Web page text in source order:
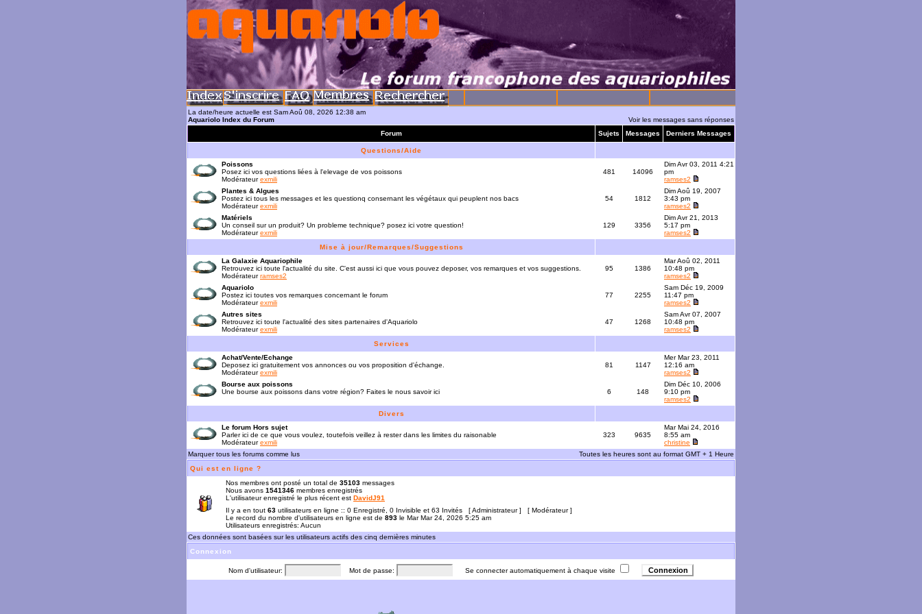
La date/heure actuelle est Sam Aoû 08, 2026 12:38 am
Aquariolo Index du Forum
Voir les messages sans réponses
Forum
Sujets Messages Derniers Messages
Questions/Aide
Poissons
Posez ici vos questions liées à l'elevage de vos poissons
Modérateurexmili
481 14096
Dim Avr 03, 2011 4:21
pm
ramses2
Plantes & Algues
Postez ici tous les messages et les questionq consernant les végétaux qui peuplent nos bacs
Modérateurexmili
54 1812
Dim Aoû 19, 2007
3:43 pm
ramses2
Matériels
Un conseil sur un produit? Un probleme technique? posez ici votre question!
Modérateurexmili
129 3356
Dim Avr 21, 2013
5:17 pm
ramses2
Mise à jour/Remarques/Suggestions
La Galaxie Aquariophile
Retrouvez ici toute l'actualité du site. C'est aussi ici que vous pouvez deposer, vos remarques et vos suggestions.
Modérateurramses2
95 1386
Mar Aoû 02, 2011
10:48 pm
ramses2
Aquariolo
Postez ici toutes vos remarques concernant le forum
Modérateurexmili
77 2255
Sam Déc 19, 2009
11:47 pm
ramses2
Autres sites
Retrouvez ici toute l'actualité des sites partenaires d'Aquariolo
Modérateurexmili
47 1268
Sam Avr 07, 2007
10:48 pm
ramses2
Services
Achat/Vente/Echange
Deposez ici gratuitement vos annonces ou vos proposition d'échange.
Modérateurexmili
81 1147
Mer Mar 23, 2011
12:16 am
ramses2
Bourse aux poissons
Une bourse aux poissons dans votre région? Faites le nous savoir ici
6 148
Dim Déc 10, 2006
9:10 pm
ramses2
Divers
Le forum Hors sujet
Parler ici de ce que vous voulez, toutefois veillez à rester dans les limites du raisonable
Modérateurexmili
323 9635
Mar Mai 24, 2016
8:55 am
christine
Marquer tous les forums comme lus
Toutes les heures sont au format GMT + 1 Heure
Qui est en ligne ?
Nos membres ont posté un total de 35103 messages
Nous avons 1541346 membres enregistrés
L'utilisateur enregistré le plus récent est DavidJ91
Il y a en tout 63 utilisateurs en ligne :: 0 Enregistré, 0 Invisible et 63 Invités [Administrateur] [ Modérateur]
Le record du nombre d'utilisateurs en ligne est de 893 le Mar Mar 24, 2026 5:25 am
Utilisateurs enregistrés: Aucun
Ces données sont basées sur les utilisateurs actifs des cinq dernières minutes
Connexion
Nom d'utilisateur: Mot de passe: Se connecter automatiquement à chaque visite